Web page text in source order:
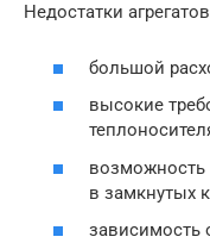
Недостатки
большой
высокие
возможность
в замкнутых
зависимость